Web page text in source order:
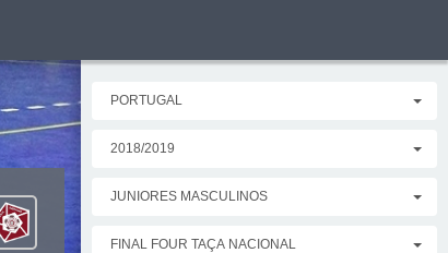
PORTUGAL
2018/2019
JUNIORES MASCULINOS
FINAL FOUR TAÇA NACIONAL